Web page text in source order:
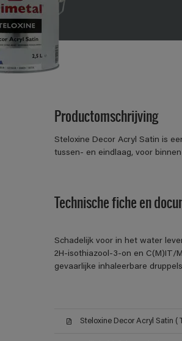
Productomschrijving
Steloxine Decor Acryl Satin is
tussen- en eindlaag, voor
Technische fiche en
Schadelijk voor in het water
2H-isothiazool-3-on en C(M)IT/
gevaarlijke inhaleerbare
Steloxine Decor Acryl Satin